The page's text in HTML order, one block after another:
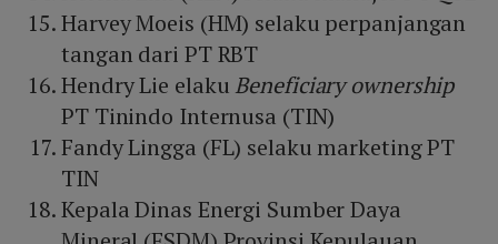
Harvey Moeis (HM) selaku perpanjangan
tangan dari PT RBT
Hendry Lie elaku Beneficiary ownership
PT Tinindo Internusa (TIN)
Fandy Lingga (FL) selaku marketing PT
TIN
Kepala Dinas Energi Sumber Daya